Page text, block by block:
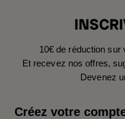
10€ de réduction sur
Et recevez nos offres,
Devenez
Créez votre